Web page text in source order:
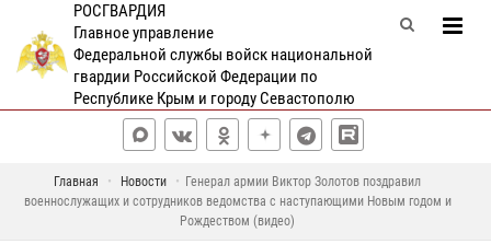
РОСГВАРДИЯ
Главное управление
Федеральной службы войск национальной
гвардии Российской Федерации по
Республике Крым и городу Севастополю
Главная Новости
Генерал армии Виктор Золотов поздравил
военнослужащих и сотрудников ведомства с наступающими Новым годом и
Рождеством (видео)